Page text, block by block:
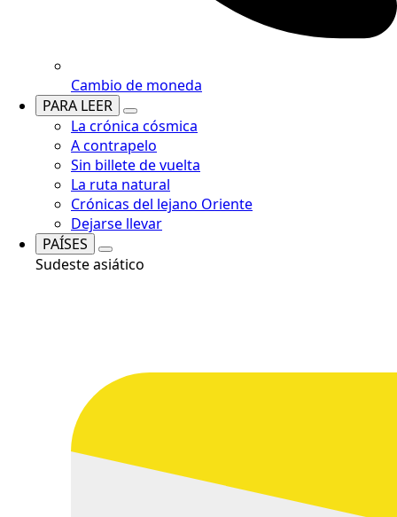
Cambio de moneda
PARA LEER
La crónica cósmica
A contrapelo
Sin billete de vuelta
La ruta natural
Crónicas del lejano Oriente
Dejarse llevar
PAÍSES
Sudeste asiático